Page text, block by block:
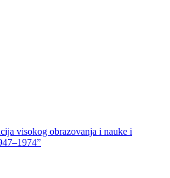
visokog obrazovanja i nauke i